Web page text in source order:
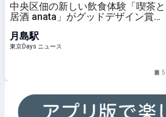
中央区佃の新しい飲食体験「喫茶と
居酒 anata」がグッドデザイン賞受
月島駅
東京Days ニュース
5